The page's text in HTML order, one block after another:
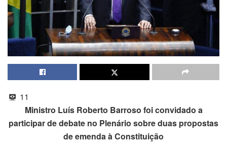
11
Ministro Luís Roberto Barroso foi convidado a
participar de debate no Plenário sobre duas propostas
de emenda à Constituição